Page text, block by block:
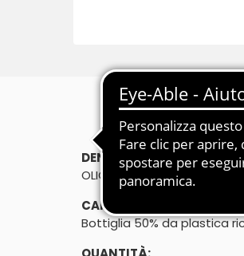
Descrizione
DENOMINAZIONE DI
OLIO SEMI VARI
CARATTERISTICHE:
Bottiglia 50% da plastica